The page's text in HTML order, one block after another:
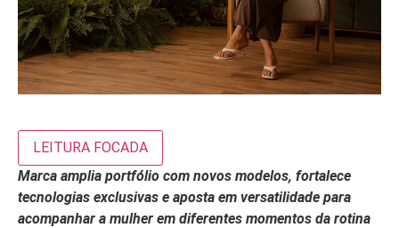
LEITURA FOCADA
Marca amplia portfólio com novos modelos, fortalece
tecnologias exclusivas e aposta em versatilidade para
acompanhar a mulher em diferentes momentos da rotina